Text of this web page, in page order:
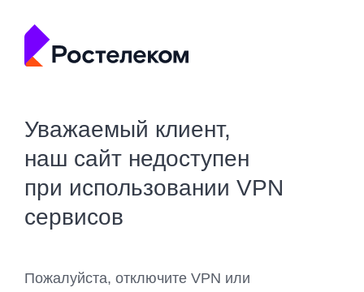
Уважаемый клиент,
наш сайт недоступен
при использовании VPN
сервисов
Пожалуйста, отключите VPN или